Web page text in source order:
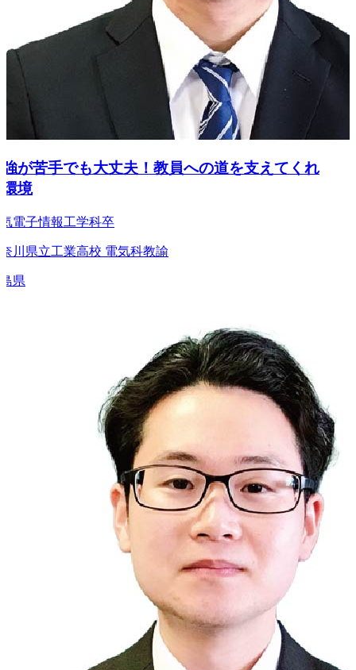
苦手でも大丈夫！教員への道を支えてくれ
子情報工学科卒
県立工業高校 電気科教諭